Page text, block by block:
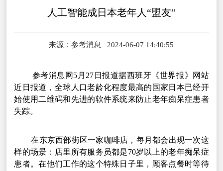
人工智能成日本老年人“盟友”
来源：参考消息 2024-06-07 14:40:55
参考消息网5月27日报道据西班牙《世界报》网站
近日报道，全球人口老龄化程度最高的国家日本已经开
始使用二维码和先进的软件系统来防止老年痴呆症患者
失踪。
在东京西部街区一家咖啡店，每月都会出现一次这
样的场景：店里所有服务员都是70岁以上的老年痴呆症
患者。在他们工作的这个特殊日子里，顾客点餐时等待